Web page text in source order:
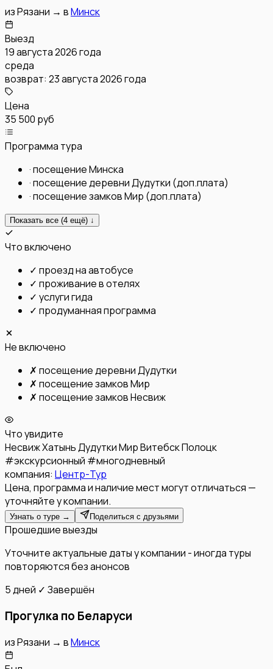
изРязани → вМинск
Выезд
19 августа 2026 года
среда
возврат: 23 августа 2026 года
Цена
35 500 руб
Программа тура
·посещение Минска
·посещение деревни Дудутки (доп.плата)
·посещение замков Мир (доп.плата)
Показать все (4 ещё) ↓
Что включено
✓ проезд на автобусе
✓ проживание в отелях
✓ услуги гида
✓ продуманная программа
Не включено
✗ посещение деревни Дудутки
✗ посещение замков Мир
✗ посещение замков Несвиж
Что увидите
НесвижХатыньДудуткиМирВитебскПолоцк
#экскурсионный #многодневный
компания: Центр-Тур
Цена, программа и наличие мест могут отличаться —
уточняйте у компании.
Узнать о туре → Поделиться с друзьями
Прошедшие выезды
Уточните актуальные даты у компании - иногда туры
повторяются без анонсов
5 дней ✓ Завершён
Прогулка по Беларуси
изРязани → вМинск